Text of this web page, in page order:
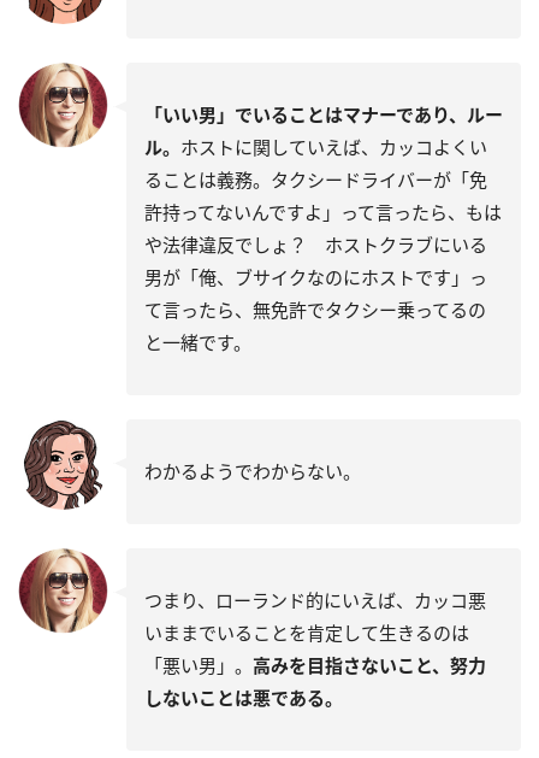
「いい男」でいることはマナーであり、ルー
ル。 ホストに関していえば、カッコよくい
ることは義務。タクシードライバーが「免
許持ってないんですよ」って言ったら、もは
や法律違反でしょ？ ホストクラブにいる
男が「俺、ブサイクなのにホストです」っ
て言ったら、無免許でタクシー乗ってるの
と一緒です。
わかるようでわからない。
つまり、ローランド的にいえば、カッコ悪
いままでいることを肯定して生きるのは
「悪い男」。 高みを目指さないこと、努力
しないことは悪である。